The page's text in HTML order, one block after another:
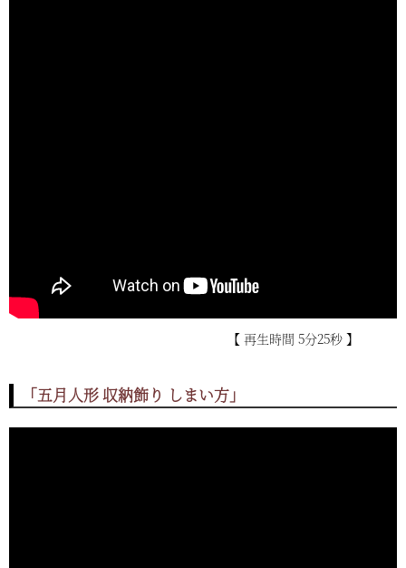
【 再生時間 5分25秒 】
「五月人形 収納飾り しまい方」